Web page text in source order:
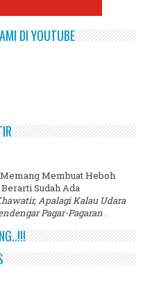
DI YOUTUBE
Membuat Heboh
Sudah Ada
Apalagi Kalau Udara
Pagar-Pagaran.